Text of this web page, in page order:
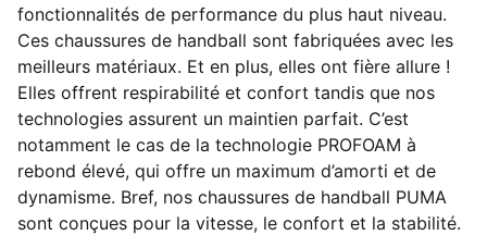
fonctionnalités de performance du plus haut niveau.
Ces chaussures de handball sont fabriquées avec les
meilleurs matériaux. Et en plus, elles ont fière allure !
Elles offrent respirabilité et confort tandis que nos
technologies assurent un maintien parfait. C’est
notamment le cas de la technologie PROFOAM à
rebond élevé, qui offre un maximum d’amorti et de
dynamisme. Bref, nos chaussures de handball PUMA
sont conçues pour la vitesse, le confort et la stabilité.